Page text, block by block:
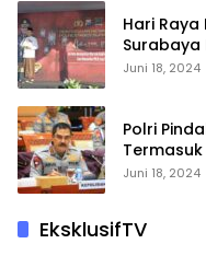
Hari
Surabaya
Hewan
Juni 18, 2024
Polri
Juni 18, 2024
EksklusifTV